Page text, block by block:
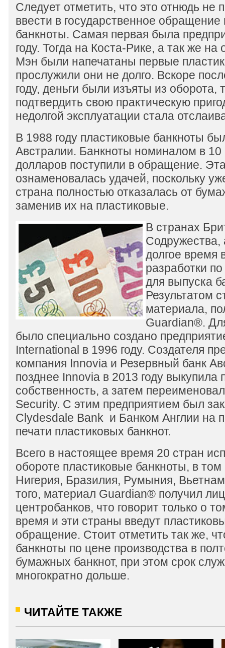
Следует отметить, что это отнюдь не
ввести в государственное обращение
банкноты. Самая первая была
году. Тогда на Коста-Рике, а так же на
Мэн были напечатаны первые
прослужили они не долго. Вскоре
году, деньги были изъяты из оборота,
подтвердить свою практическую
недолгой эксплуатации стала
В 1988 году пластиковые банкноты
Австралии. Банкноты номиналом в 10
долларов поступили в обращение.
ознаменовалась удачей, поскольку
страна полностью отказалась от
заменив их на пластиковые.
В странах
Содружества,
долгое время
разработки
для выпуска
Результатом
материала,
Guardian®.
было специально создано
International в 1996 году. Создателя
компания Innovia и Резервный банк
позднее Innovia в 2013 году выкупила
собственность, а затем
Security. С этим предприятием был
Clydesdale Bank и Банком Англии на
печати пластиковых банкнот.
Всего в настоящее время 20 стран
обороте пластиковые банкноты, в том
Нигерия, Бразилия, Румыния,
того, материал Guardian® получил
центробанков, что говорит только о
время и эти страны введут
обращение. Стоит отметить так же,
банкноты по цене производства в
бумажных банкнот, при этом срок
многократно дольше.
ЧИТАЙТЕ ТАКЖЕ